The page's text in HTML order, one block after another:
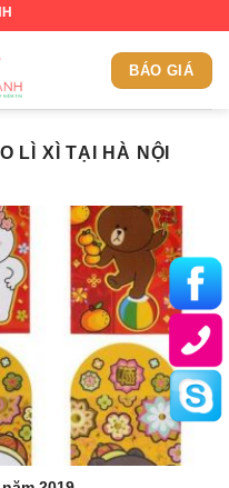
BÁO GIÁ
LÌ XÌ TẠI HÀ NỘI